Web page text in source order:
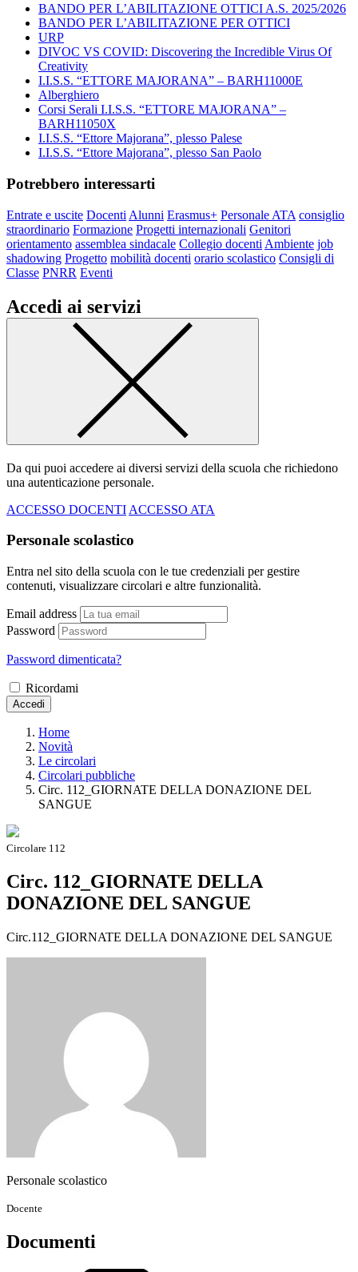
BANDO PER L’ABILITAZIONE OTTICI A.S. 2025/2026
BANDO PER L’ABILITAZIONE PER OTTICI
URP
DIVOC VS COVID: Discovering the Incredible Virus Of
Creativity
I.I.S.S. “ETTORE MAJORANA” – BARH11000E
Alberghiero
Corsi Serali I.I.S.S. “ETTORE MAJORANA” –
BARH11050X
I.I.S.S. “Ettore Majorana”, plesso Palese
I.I.S.S. “Ettore Majorana”, plesso San Paolo
Potrebbero interessarti
Entrate e uscite Docenti Alunni Erasmus+ Personale ATA consiglio
straordinario Formazione Progetti internazionali Genitori
orientamento assemblea sindacale Collegio docenti Ambiente job
shadowing Progetto mobilità docenti orario scolastico Consigli di
Classe PNRR Eventi
Accedi ai servizi
Da qui puoi accedere ai diversi servizi della scuola che richiedono
una autenticazione personale.
ACCESSO DOCENTI ACCESSO ATA
Personale scolastico
Entra nel sito della scuola con le tue credenziali per gestire
contenuti, visualizzare circolari e altre funzionalità.
Email address
Password
Password dimenticata?
Ricordami
Accedi
Home
Novità
Le circolari
Circolari pubbliche
Circ. 112_GIORNATE DELLA DONAZIONE DEL
SANGUE
Circolare 112
Circ. 112_GIORNATE DELLA
DONAZIONE DEL SANGUE
Circ.112_GIORNATE DELLA DONAZIONE DEL SANGUE
Personale scolastico
Docente
Documenti